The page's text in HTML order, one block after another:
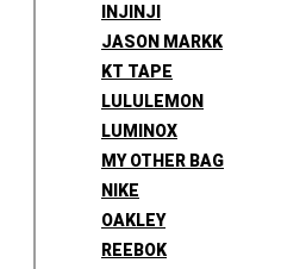
INJINJI
JASON MARKK
KT TAPE
LULULEMON
LUMINOX
MY OTHER BAG
NIKE
OAKLEY
REEBOK